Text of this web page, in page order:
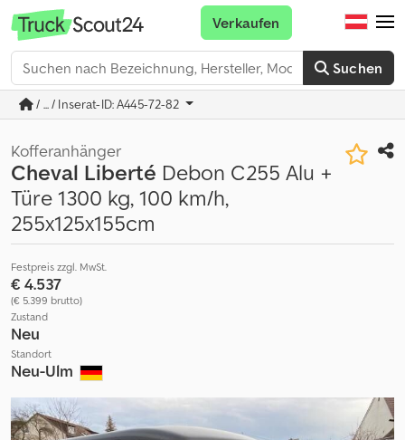
Suchen
Verkaufen
/ ... / Inserat-ID: A445-72-82
Kofferanhänger
Cheval Liberté Debon C255 Alu +
Türe 1300 kg, 100 km/h,
255x125x155cm
Festpreis zzgl. MwSt.
€ 4.537
(€ 5.399 brutto)
Zustand
Neu
Standort
Neu-Ulm